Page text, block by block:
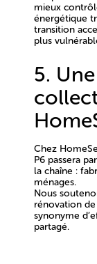
mieux
énergétique
transition
plus
5.
Chez
P6 passera
la chaîne :
ménages.
Nous
rénovation
synonyme
partagé.